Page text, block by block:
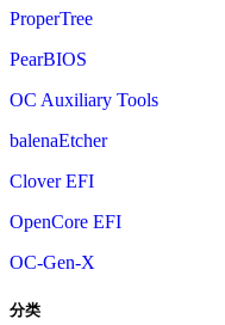
ProperTree
PearBIOS
OC Auxiliary Tools
balenaEtcher
Clover EFI
OpenCore EFI
OC-Gen-X
分类